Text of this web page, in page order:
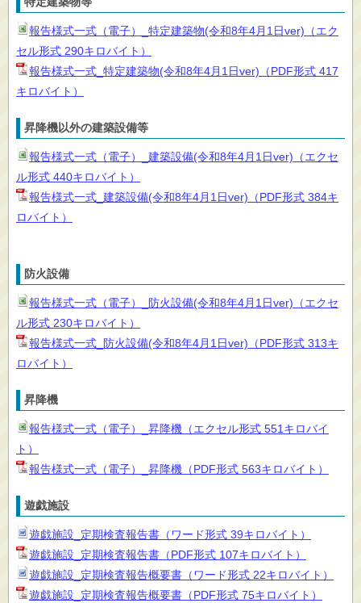
報告様式一式（電子）_特定建築物(令和8年4月1日ver)（エク
セル形式 290キロバイト）
報告様式一式_特定建築物(令和8年4月1日ver)（PDF形式 417
キロバイト）
昇降機以外の建築設備等
報告様式一式（電子）_建築設備(令和8年4月1日ver)（エクセ
ル形式 440キロバイト）
報告様式一式_建築設備(令和8年4月1日ver)（PDF形式 384キ
ロバイト）
防火設備
報告様式一式（電子）_防火設備(令和8年4月1日ver)（エクセ
ル形式 230キロバイト）
報告様式一式_防火設備(令和8年4月1日ver)（PDF形式 313キ
ロバイト）
昇降機
報告様式一式（電子）_昇降機（エクセル形式 551キロバイ
ト）
報告様式一式（電子）_昇降機（PDF形式 563キロバイト）
遊戯施設
遊戯施設_定期検査報告書（ワード形式 39キロバイト）
遊戯施設_定期検査報告書（PDF形式 107キロバイト）
遊戯施設_定期検査報告概要書（ワード形式 22キロバイト）
遊戯施設_定期検査報告概要書（PDF形式 75キロバイト）